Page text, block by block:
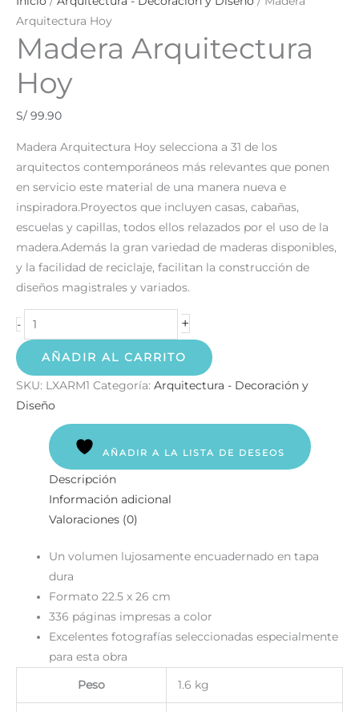
Arquitectura Hoy
Madera Arquitectura
Hoy
S/ 99.90
Madera Arquitectura Hoy selecciona a 31 de los
arquitectos contemporáneos más relevantes que ponen
en servicio este material de una manera nueva e
inspiradora.Proyectos que incluyen casas, cabañas,
escuelas y capillas, todos ellos relazados por el uso de la
madera.Además la gran variedad de maderas disponibles,
y la facilidad de reciclaje, facilitan la construcción de
diseños magistrales y variados.
- +
AÑADIR AL CARRITO
SKU: LXARM1 Categoría: Arquitectura - Decoración y
Diseño
AÑADIR A LA LISTA DE DESEOS
Descripción
Información adicional
Valoraciones (0)
Un volumen lujosamente encuadernado en tapa
dura
Formato 22.5 x 26 cm
336 páginas impresas a color
Excelentes fotografías seleccionadas especialmente
para esta obra
Peso 1.6 kg